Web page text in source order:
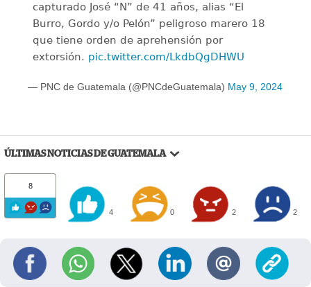
capturado José “N” de 41 años, alias “El
Burro, Gordo y/o Pelón” peligroso marero 18
que tiene orden de aprehensión por
extorsión. pic.twitter.com/LkdbQgDHWU
— PNC de Guatemala (@PNCdeGuatemala) May 9, 2024
ÚLTIMAS NOTICIAS DE GUATEMALA
8
4 0 2 2